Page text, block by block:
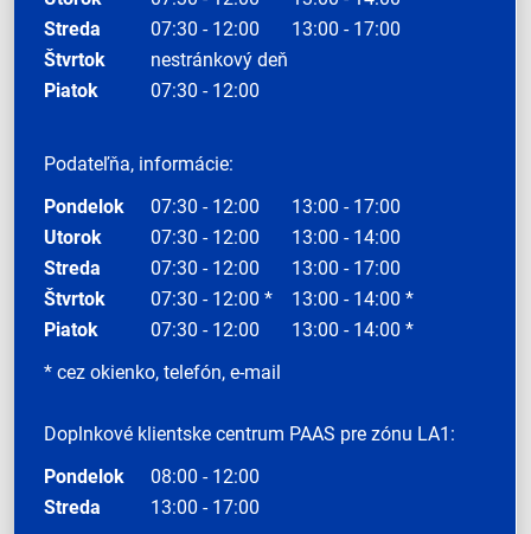
Streda
07:30 - 12:00
13:00 - 17:00
Štvrtok
nestránkový deň
Piatok
07:30 - 12:00
Podateľňa, informácie:
Pondelok
07:30 - 12:00
13:00 - 17:00
Utorok
07:30 - 12:00
13:00 - 14:00
Streda
07:30 - 12:00
13:00 - 17:00
Štvrtok
07:30 - 12:00 *
13:00 - 14:00 *
Piatok
07:30 - 12:00
13:00 - 14:00 *
* cez okienko, telefón, e-mail
Doplnkové klientske centrum PAAS pre zónu LA1:
Pondelok
08:00 - 12:00
Streda
13:00 - 17:00